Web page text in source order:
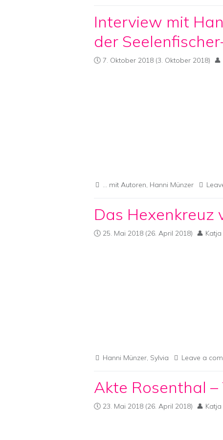
Interview mit
der
7. Oktober 2018 (3. Oktober 2018)
... mit Autoren, Hanni Münzer
Das Hexenkreuz
25. Mai 2018 (26. April 2018)
Hanni Münzer, Sylvia Leave a
Akte Rosenthal
23. Mai 2018 (26. April 2018)